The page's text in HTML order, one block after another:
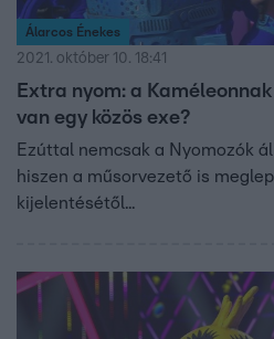
Álarcos Énekes
2021. október 10. 18:41
Extra nyom: a
van egy közös exe?
Ezúttal nemcsak a Nyomozók
hiszen a műsorvezető is
kijelentésétől...